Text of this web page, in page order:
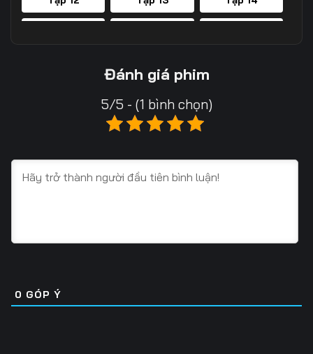
Tập 25
Tập 30 Tập 31
Tập 36 Tập 37 Tập 38
Tập 42 Tập 43 Tập 44
Đánh giá phim
5/5 - (1 bình chọn)
0 GÓP Ý